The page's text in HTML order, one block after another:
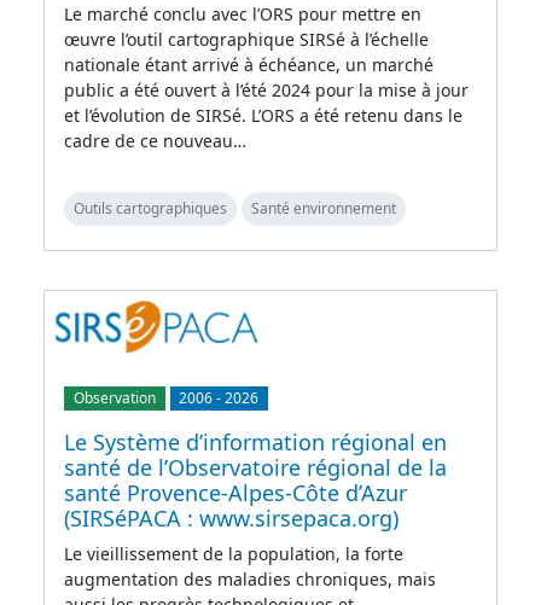
Le marché conclu avec l’ORS pour mettre en
œuvre l’outil cartographique SIRSé à l’échelle
nationale étant arrivé à échéance, un marché
public a été ouvert à l’été 2024 pour la mise à jour
et l’évolution de SIRSé. L’ORS a été retenu dans le
cadre de ce nouveau…
Outils cartographiques Santé environnement
Observation 2006-2026
Le Système d’information régional en
santé de l’Observatoire régional de la
santé Provence-Alpes-Côte d’Azur
(SIRSéPACA : www.sirsepaca.org)
Le vieillissement de la population, la forte
augmentation des maladies chroniques, mais